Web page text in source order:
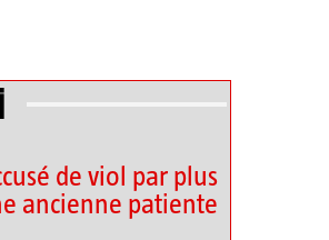
de viol par plus
ancienne patiente